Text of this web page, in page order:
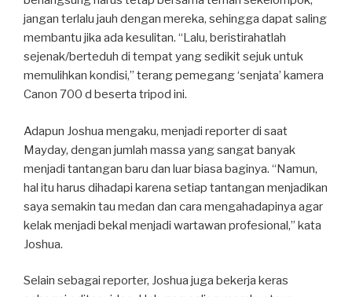
jangan terlalu jauh dengan mereka, sehingga dapat saling
membantu jika ada kesulitan. “Lalu, beristirahatlah
sejenak/berteduh di tempat yang sedikit sejuk untuk
memulihkan kondisi,” terang pemegang ‘senjata’ kamera
Canon 700 d beserta tripod ini.
Adapun Joshua mengaku, menjadi reporter di saat
Mayday, dengan jumlah massa yang sangat banyak
menjadi tantangan baru dan luar biasa baginya. “Namun,
hal itu harus dihadapi karena setiap tantangan menjadikan
saya semakin tau medan dan cara mengahadapinya agar
kelak menjadi bekal menjadi wartawan profesional,” kata
Joshua.
Selain sebagai reporter, Joshua juga bekerja keras